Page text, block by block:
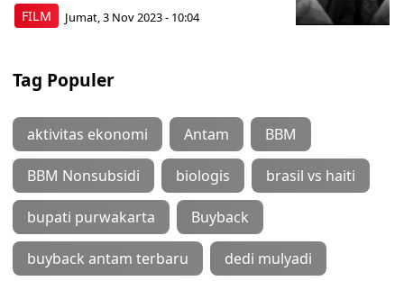
FILM Jumat, 3 Nov 2023 - 10:04
Tag Populer
aktivitas ekonomi Antam BBM
BBM Nonsubsidi biologis brasil vs haiti
bupati purwakarta Buyback
buyback antam terbaru dedi mulyadi